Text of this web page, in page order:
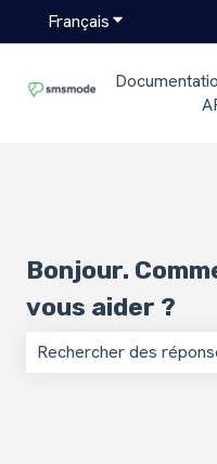
FrançaisAfficher le
Bonjour.
vous aider ?
Il n'y a aucune